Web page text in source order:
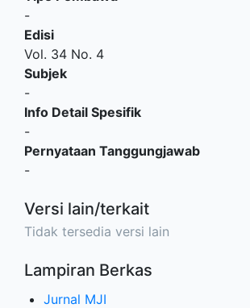
-
Edisi
Vol. 34 No. 4
Subjek
-
Info Detail Spesifik
-
Pernyataan Tanggungjawab
-
Versi lain/terkait
Tidak tersedia versi lain
Lampiran Berkas
Jurnal MJI